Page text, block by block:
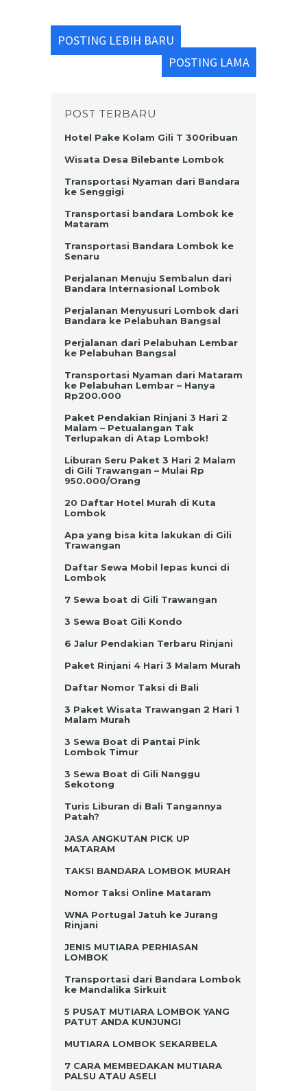
POSTING LEBIH BARU
POSTING LAMA
POST TERBARU
Hotel Pake Kolam Gili T 300ribuan
Wisata Desa Bilebante Lombok
Transportasi Nyaman dari Bandara
ke Senggigi
Transportasi bandara Lombok ke
Mataram
Transportasi Bandara Lombok ke
Senaru
Perjalanan Menuju Sembalun dari
Bandara Internasional Lombok
Perjalanan Menyusuri Lombok dari
Bandara ke Pelabuhan Bangsal
Perjalanan dari Pelabuhan Lembar
ke Pelabuhan Bangsal
Transportasi Nyaman dari Mataram
ke Pelabuhan Lembar – Hanya
Rp200.000
Paket Pendakian Rinjani 3 Hari 2
Malam – Petualangan Tak
Terlupakan di Atap Lombok!
Liburan Seru Paket 3 Hari 2 Malam
di Gili Trawangan – Mulai Rp
950.000/Orang
20 Daftar Hotel Murah di Kuta
Lombok
Apa yang bisa kita lakukan di Gili
Trawangan
Daftar Sewa Mobil lepas kunci di
Lombok
7 Sewa boat di Gili Trawangan
3 Sewa Boat Gili Kondo
6 Jalur Pendakian Terbaru Rinjani
Paket Rinjani 4 Hari 3 Malam Murah
Daftar Nomor Taksi di Bali
3 Paket Wisata Trawangan 2 Hari 1
Malam Murah
3 Sewa Boat di Pantai Pink
Lombok Timur
3 Sewa Boat di Gili Nanggu
Sekotong
Turis Liburan di Bali Tangannya
Patah?
JASA ANGKUTAN PICK UP
MATARAM
TAKSI BANDARA LOMBOK MURAH
Nomor Taksi Online Mataram
WNA Portugal Jatuh ke Jurang
Rinjani
JENIS MUTIARA PERHIASAN
LOMBOK
Transportasi dari Bandara Lombok
ke Mandalika Sirkuit
5 PUSAT MUTIARA LOMBOK YANG
PATUT ANDA KUNJUNGI
MUTIARA LOMBOK SEKARBELA
7 CARA MEMBEDAKAN MUTIARA
PALSU ATAU ASELI